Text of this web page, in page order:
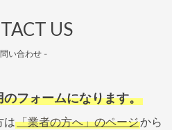
US
い合わせ -
フォームになります。
は「業者の方へ」のページから